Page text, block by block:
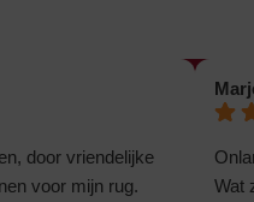
door vriendelijke
voor mijn rug.
Wat